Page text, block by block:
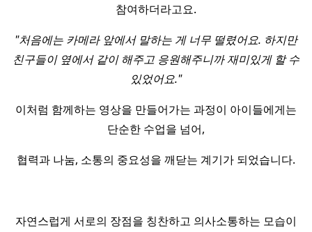
참여하더라고요.
"처음에는 카메라 앞에서 말하는 게 너무 떨렸어요. 하지만
친구들이 옆에서 같이 해주고 응원해주니까 재미있게 할 수
있었어요."
이처럼 함께하는 영상을 만들어가는 과정이 아이들에게는
단순한 수업을 넘어,
협력과 나눔, 소통의 중요성을 깨닫는 계기가 되었습니다.
자연스럽게 서로의 장점을 칭찬하고 의사소통하는 모습이